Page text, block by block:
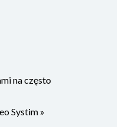
na często
Systim »